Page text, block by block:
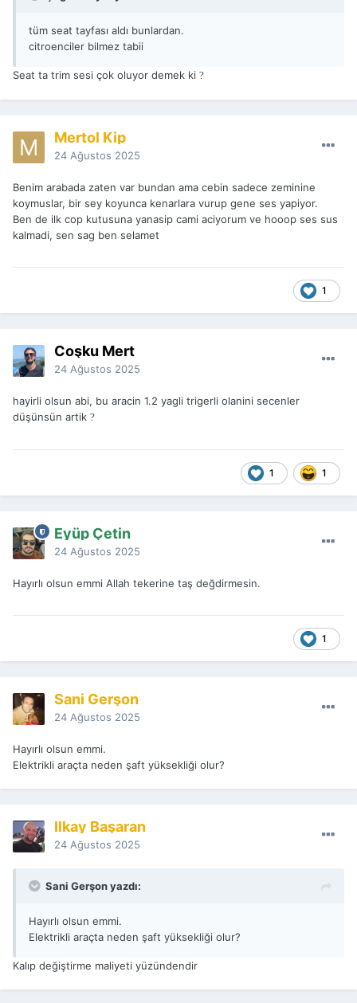
tüm seat tayfası aldı bunlardan.
citroenciler bilmez tabii
Seat ta trim sesi çok oluyor demek ki ?
Mertol Kip
24 Ağustos 2025
Benim arabada zaten var bundan ama cebin sadece zeminine
koymuslar, bir sey koyunca kenarlara vurup gene ses yapiyor.
Ben de ilk cop kutusuna yanasip cami aciyorum ve hooop ses sus
kalmadi, sen sag ben selamet
1
Coşku Mert
24 Ağustos 2025
hayirli olsun abi, bu aracin 1.2 yagli trigerli olanini secenler
düşünsün artik ?
1 1
Eyüp Çetin
24 Ağustos 2025
Hayırlı olsun emmi Allah tekerine taş değdirmesin.
1
Sani Gerşon
24 Ağustos 2025
Hayırlı olsun emmi.
Elektrikli araçta neden şaft yüksekliği olur?
İlkay Başaran
24 Ağustos 2025
Sani Gerşon yazdı:
Hayırlı olsun emmi.
Elektrikli araçta neden şaft yüksekliği olur?
Kalıp değiştirme maliyeti yüzündendir